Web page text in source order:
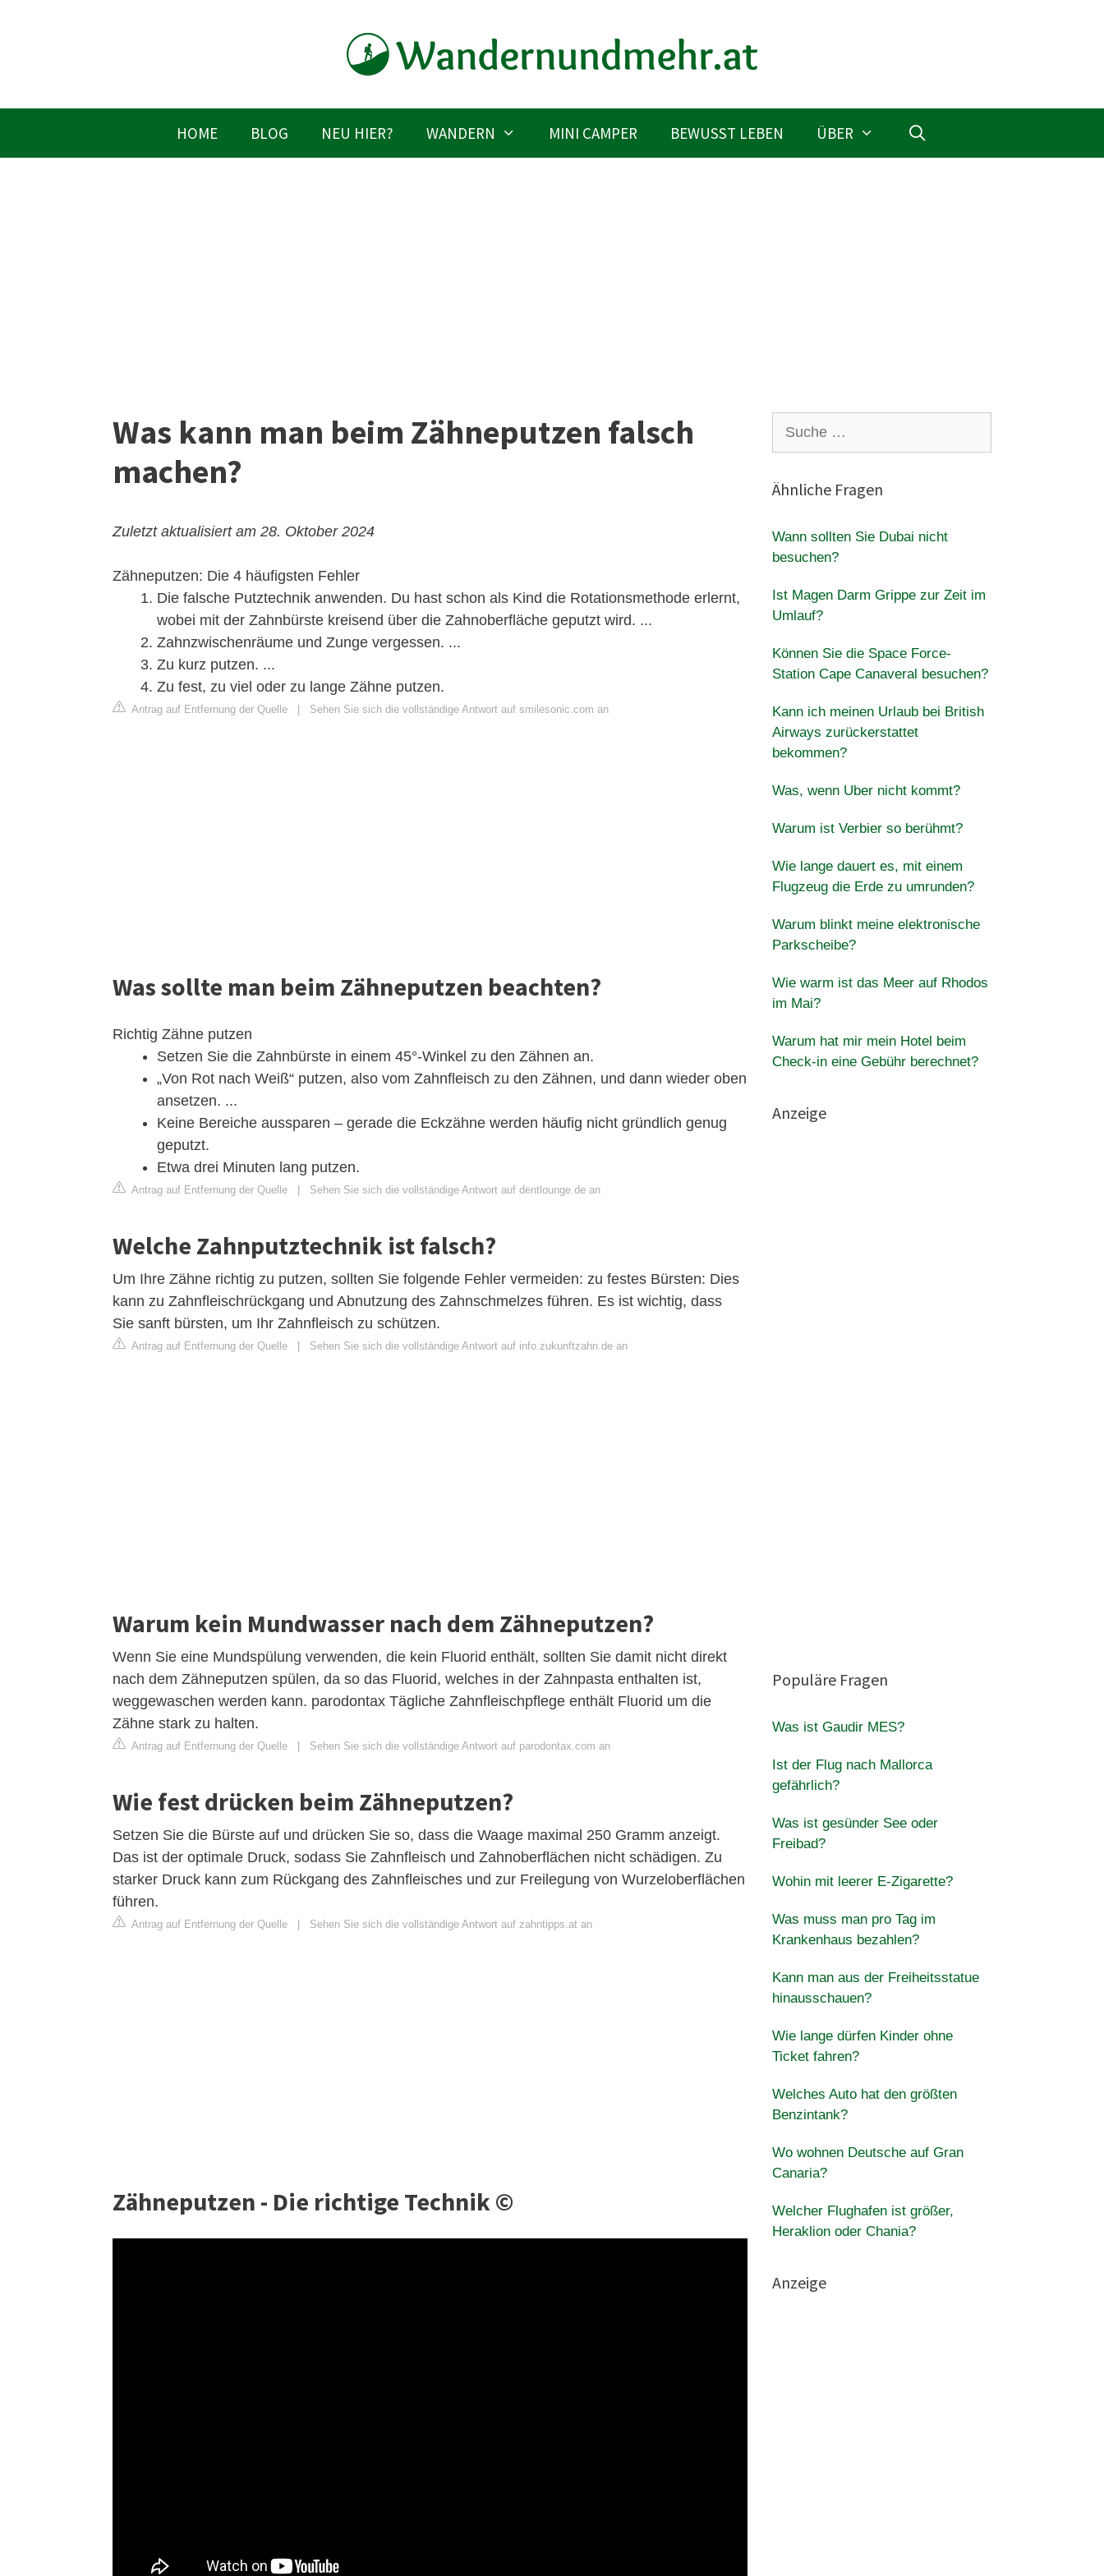
HOME BLOG NEU HIER? WANDERN MINI CAMPER BEWUSST LEBEN ÜBER
Was kann man beim Zähneputzen falsch
machen?
Zuletzt aktualisiert am 28. Oktober 2024
Zähneputzen: Die 4 häufigsten Fehler
Die falsche Putztechnik anwenden. Du hast schon als Kind die Rotationsmethode erlernt,
wobei mit der Zahnbürste kreisend über die Zahnoberfläche geputzt wird. ...
Zahnzwischenräume und Zunge vergessen. ...
Zu kurz putzen. ...
Zu fest, zu viel oder zu lange Zähne putzen.
Antrag auf Entfernung der Quelle Sehen Sie sich die vollständige Antwort auf smilesonic.com an
Was sollte man beim Zähneputzen beachten?
Richtig Zähne putzen
Setzen Sie die Zahnbürste in einem 45°-Winkel zu den Zähnen an.
„Von Rot nach Weiß“ putzen, also vom Zahnfleisch zu den Zähnen, und dann wieder oben
ansetzen. ...
Keine Bereiche aussparen – gerade die Eckzähne werden häufig nicht gründlich genug
geputzt.
Etwa drei Minuten lang putzen.
Antrag auf Entfernung der Quelle Sehen Sie sich die vollständige Antwort auf dentlounge.de an
Welche Zahnputztechnik ist falsch?
Um Ihre Zähne richtig zu putzen, sollten Sie folgende Fehler vermeiden: zu festes Bürsten: Dies
kann zu Zahnfleischrückgang und Abnutzung des Zahnschmelzes führen. Es ist wichtig, dass
Sie sanft bürsten, um Ihr Zahnfleisch zu schützen.
Antrag auf Entfernung der Quelle Sehen Sie sich die vollständige Antwort auf info.zukunftzahn.de an
Warum kein Mundwasser nach dem Zähneputzen?
Wenn Sie eine Mundspülung verwenden, die kein Fluorid enthält, sollten Sie damit nicht direkt
nach dem Zähneputzen spülen, da so das Fluorid, welches in der Zahnpasta enthalten ist,
weggewaschen werden kann. parodontax Tägliche Zahnfleischpflege enthält Fluorid um die
Zähne stark zu halten.
Antrag auf Entfernung der Quelle Sehen Sie sich die vollständige Antwort auf parodontax.com an
Wie fest drücken beim Zähneputzen?
Setzen Sie die Bürste auf und drücken Sie so, dass die Waage maximal 250 Gramm anzeigt.
Das ist der optimale Druck, sodass Sie Zahnfleisch und Zahnoberflächen nicht schädigen. Zu
starker Druck kann zum Rückgang des Zahnfleisches und zur Freilegung von Wurzeloberflächen
führen.
Antrag auf Entfernung der Quelle Sehen Sie sich die vollständige Antwort auf zahntipps.at an
Zähneputzen - Die richtige Technik ©
nach:
Ähnliche Fragen
Wann sollten Sie Dubai nicht
besuchen?
Ist Magen Darm Grippe zur Zeit im
Umlauf?
Können Sie die Space Force-
Station Cape Canaveral besuchen?
Kann ich meinen Urlaub bei British
Airways zurückerstattet
bekommen?
Was, wenn Uber nicht kommt?
Warum ist Verbier so berühmt?
Wie lange dauert es, mit einem
Flugzeug die Erde zu umrunden?
Warum blinkt meine elektronische
Parkscheibe?
Wie warm ist das Meer auf Rhodos
im Mai?
Warum hat mir mein Hotel beim
Check-in eine Gebühr berechnet?
Anzeige
Populäre Fragen
Was ist Gaudir MES?
Ist der Flug nach Mallorca
gefährlich?
Was ist gesünder See oder
Freibad?
Wohin mit leerer E-Zigarette?
Was muss man pro Tag im
Krankenhaus bezahlen?
Kann man aus der Freiheitsstatue
hinausschauen?
Wie lange dürfen Kinder ohne
Ticket fahren?
Welches Auto hat den größten
Benzintank?
Wo wohnen Deutsche auf Gran
Canaria?
Welcher Flughafen ist größer,
Heraklion oder Chania?
Anzeige